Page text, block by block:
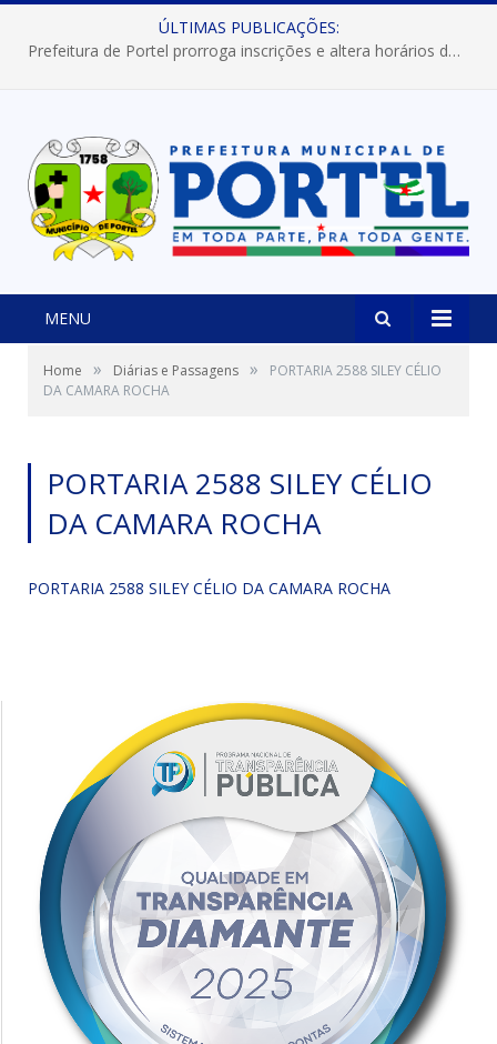
ÚLTIMAS PUBLICAÇÕES:
Prefeitura de Portel prorroga inscrições e altera horários dos concursos “Musa” e “Miss Mix Verão 2026”
MENU
Home » Diárias e Passagens »
PORTARIA 2588 SILEY CÉLIO
DA CAMARA ROCHA
PORTARIA 2588 SILEY CÉLIO
DA CAMARA ROCHA
PORTARIA 2588 SILEY CÉLIO DA CAMARA ROCHA